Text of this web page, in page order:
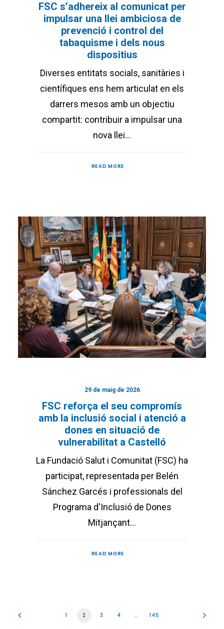
FSC s’adhereix al comunicat per
impulsar una llei ambiciosa de
prevenció i control del
tabaquisme i dels nous
dispositius
Diverses entitats socials, sanitàries i
científiques ens hem articulat en els
darrers mesos amb un objectiu
compartit: contribuir a impulsar una
nova llei…
READ MORE
29 de maig de 2026
FSC reforça el seu compromís
amb la inclusió social i atenció a
dones en situació de
vulnerabilitat a Castelló
La Fundació Salut i Comunitat (FSC) ha
participat, representada per Belén
Sánchez Garcés i professionals del
Programa d'Inclusió de Dones
Mitjançant…
READ MORE
1 2 3 4 … 145